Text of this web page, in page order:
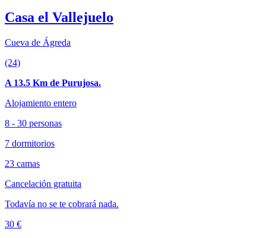
Casa el Vallejuelo
Cueva de Ágreda
(24)
A 13.5 Km de Purujosa.
Alojamiento entero
8 - 30 personas
7 dormitorios
23 camas
Cancelación gratuita
Todavía no se te cobrará nada.
30 €